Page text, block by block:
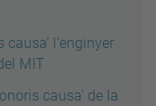
l’enginyer
MIT
causa' de la